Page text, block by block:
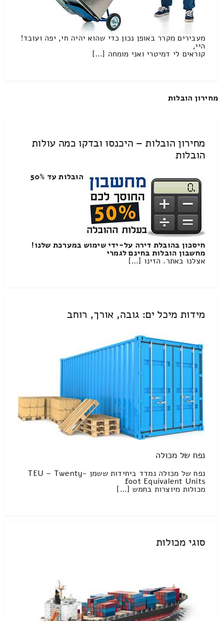
מעבירים מקרר באופן נכון כדי שהוא יהיה חי, יפה ועובד!
היי,
קוראים לי דמיטרי ואני מומחה […]
מחירון הובלות
מחירון הובלות – היכנסו ובדקו כמה עולות
הובלות
הובלות עד 50%
חיסכון בהובלת דירה על-ידי שימוש במערכת שלנו!
מחשבון הובלות בחינם לגמרי
אצלנו באתר. הזינו […]
מידות מיכל ים: גובה, אורך, רוחב
נפח של מכולה
נפח של מכולה נמדד ביחידות ששמן TEU – Twenty-
foot Equivalent Units
מכולות מיוצרות בחמש […]
סוגי מכולות